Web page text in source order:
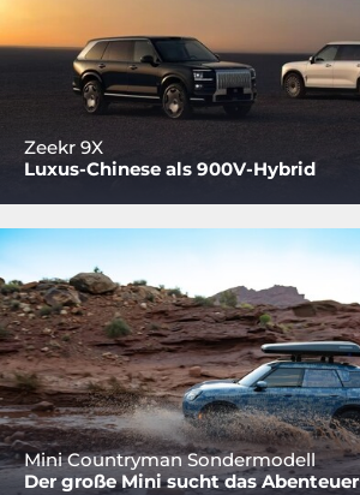
Zeekr 9X
Luxus-Chinese als 900V-Hybrid
Mini Countryman Sondermodell
Der große Mini sucht das Abenteuer